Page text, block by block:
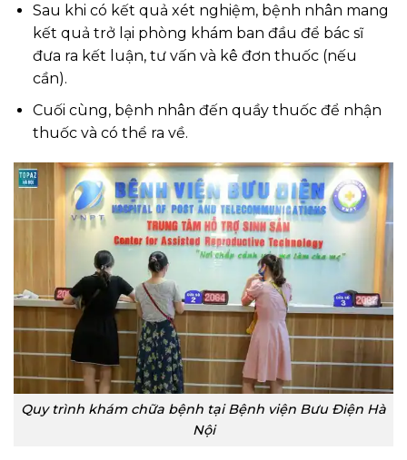
Sau khi có kết quả xét nghiệm, bệnh nhân mang
kết quả trở lại phòng khám ban đầu để bác sĩ
đưa ra kết luận, tư vấn và kê đơn thuốc (nếu
cần).
Cuối cùng, bệnh nhân đến quầy thuốc để nhận
thuốc và có thể ra về.
Quy trình khám chữa bệnh tại Bệnh viện Bưu Điện Hà
Nội